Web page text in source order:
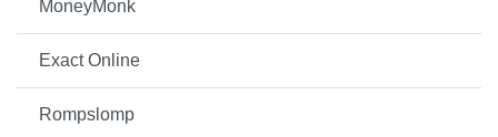
MoneyMonk
Exact Online
Rompslomp